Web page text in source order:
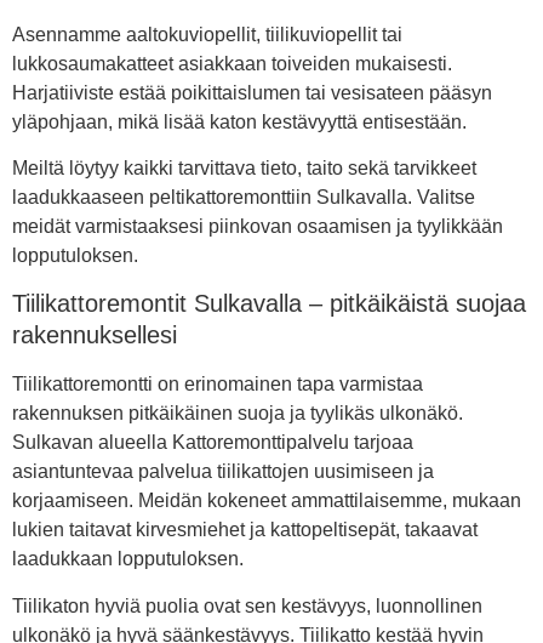
Asennamme aaltokuviopellit, tiilikuviopellit tai
lukkosaumakatteet asiakkaan toiveiden mukaisesti.
Harjatiiviste estää poikittaislumen tai vesisateen pääsyn
yläpohjaan, mikä lisää katon kestävyyttä entisestään.
Meiltä löytyy kaikki tarvittava tieto, taito sekä tarvikkeet
laadukkaaseen peltikattoremonttiin Sulkavalla. Valitse
meidät varmistaaksesi piinkovan osaamisen ja tyylikkään
lopputuloksen.
Tiilikattoremontit Sulkavalla – pitkäikäistä suojaa
rakennuksellesi
Tiilikattoremontti on erinomainen tapa varmistaa
rakennuksen pitkäikäinen suoja ja tyylikäs ulkonäkö.
Sulkavan alueella Kattoremonttipalvelu tarjoaa
asiantuntevaa palvelua tiilikattojen uusimiseen ja
korjaamiseen. Meidän kokeneet ammattilaisemme, mukaan
lukien taitavat kirvesmiehet ja kattopeltisepät, takaavat
laadukkaan lopputuloksen.
Tiilikaton hyviä puolia ovat sen kestävyys, luonnollinen
ulkonäkö ja hyvä säänkestävyys. Tiilikatto kestää hyvin